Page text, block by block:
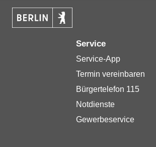
Service
Service-App
Termin vereinbaren
Bürgertelefon 115
Notdienste
Gewerbeservice